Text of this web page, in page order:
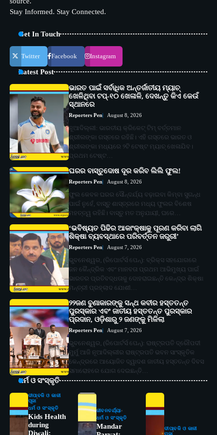
Stay Informed. Stay Connected.
Get In Touch
Twitter Facebook Instagram
Latest Post
ଭାରତ ପାଇଁ ସର୍ବାଧିକ ଅନ୍ତର୍ଜାତୀୟ ମ୍ୟାଚ୍
ଖେଳିଥିବା ଟପ୍-୧୦ ଖେଳାଳି, ଦେଖନ୍ତୁ କିଏ କେଉଁ
ସ୍ଥାନରେ
Reporters Pen August 8, 2026
ନୂଆଦିଲ୍ଲୀ: ଭାରତୀୟ କ୍ରିକେଟ୍ ଟିମ୍ ବର୍ତ୍ତମାନ
ଶ୍ରୀଲଙ୍କା ଗସ୍ତରେ ରହିଛି। ଏହି ଗସ୍ତରେ ଭାରତ ଓ
ଶ୍ରୀଲଙ୍କା ମଧ୍ୟରେ ୨ଟି ଟେଷ୍ଟ ମ୍ୟାଚ୍ ଖେଳାଯିବ।
ପ୍ରଥମ ଟେଷ୍ଟ…
ଘରର ବାସ୍ତୁଦୋଷ ଦୂର କରିବ ଲିଲି ଫୁଲ!
Reporters Pen August 8, 2026
ଫୁଲ କେବଳ ଘରର ସୌନ୍ଦର୍ଯ୍ୟ ବଢ଼ାଇବା କିମ୍ବା ସୁଗନ୍ଧ
ପାଇଁ ନୁହେଁ, ବାସ୍ତୁ ଶାସ୍ତ୍ରରେ ମଧ୍ୟ ଫୁଲର ବିଶେଷ
ମହତ୍ତ୍ୱ ରହିଛି। ବାସ୍ତୁ ମତ ଅନୁଯାୟୀ, ଘରେ…
‘ଭବିଷ୍ୟତ ପିଢିର ଆକାଂକ୍ଷାକୁ ପୂରଣ କରିବା ଲାଗି
ଶିକ୍ଷା ବ୍ୟବସ୍ଥାରେ ପରିବର୍ତ୍ତନ ଜରୁରୀ’
Reporters Pen August 7, 2026
ଭୁବନେଶ୍ୱର, (ରିପୋର୍ଟର୍ସ ପେନ୍‌): ବ୍ରିକ୍ସ ସହଯୋଗରେ
ଜନ କୈନ୍ଦ୍ରିକ ଏବଂ ମାନବତା ପ୍ରଥମ ଆଭିମୁଖ୍ୟ ପାଇଁ
ଭାରତର ପ୍ରତିବଦ୍ଧତାକୁ ଦୋହରାଇଛନ୍ତି କେନ୍ଦ୍ର ଶିକ୍ଷା
ମନ୍ତ୍ରୀ ପ୍ରହ୍ଲାଦ ଯୋଶୀ…
୨୨ଜଣ ବୁଣାକାରଙ୍କୁ ସନ୍ଥ କବୀର ହସ୍ତତନ୍ତ
ପୁରସ୍କାର ଏବଂ ଜାତୀୟ ହସ୍ତତନ୍ତ ପୁରସ୍କାର
ପ୍ରଦାନ, ଓଡ଼ିଶାରୁ ୨ ଜଣଙ୍କୁ ମିଳିଲା
Reporters Pen August 7, 2026
ଭୁବନେଶ୍ୱର, (ରିପୋର୍ଟର୍ସ ପେନ୍‌): ରାଷ୍ଟ୍ରପତି ଦ୍ରୌପଦୀ
ମୁର୍ମୁ ଆଜି ନୂଆଦିଲ୍ଲୀର ରାଷ୍ଟ୍ରପତି ଭବନ ସାଂସ୍କୃତିକ
କେନ୍ଦ୍ରରେ ଆୟୋଜିତ ଦ୍ୱାଦଶ ଜାତୀୟ ହସ୍ତତନ୍ତ ଦିବସ
ସମାରୋହରେ ଯୋଗ ଦେଇଛନ୍ତି…
ଧର୍ମ ଓ ସଂସ୍କୃତି
ଦୀପାବଳି ଓ କାଳୀ
ପୂଜା
ଧର୍ମ ଓ ସଂସ୍କୃତି
Kids Health
during
Diwali:
ଜୀବନଚର୍ଯ୍ୟା
ଧର୍ମ ଓ ସଂସ୍କୃତି
Mandar
ଦୀପାବଳି ଓ କାଳୀ
ପୂଜା